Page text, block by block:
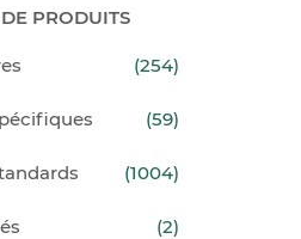
PRODUITS
(254)
(59)
(1004)
(2)